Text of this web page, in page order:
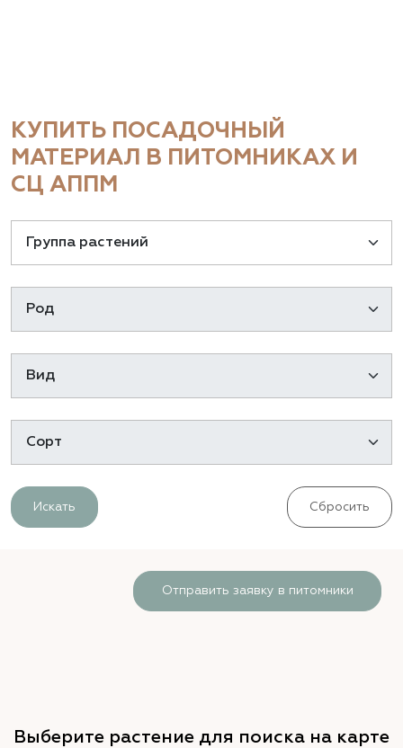
КУПИТЬ ПОСАДОЧНЫЙ
МАТЕРИАЛ В ПИТОМНИКАХ И
СЦ АППМ
Искать Сбросить
Отправить заявку в питомники
Выберите растение для поиска на карте